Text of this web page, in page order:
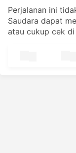
Perjalanan ini
Saudara dapat
atau cukup cek di